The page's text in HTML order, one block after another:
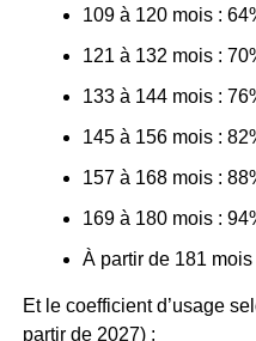
109 à 120 mois :
121 à 132 mois :
133 à 144 mois :
145 à 156 mois :
157 à 168 mois :
169 à 180 mois :
À partir de 181 mois
Et le coefficient d’usage
partir de 2027) :